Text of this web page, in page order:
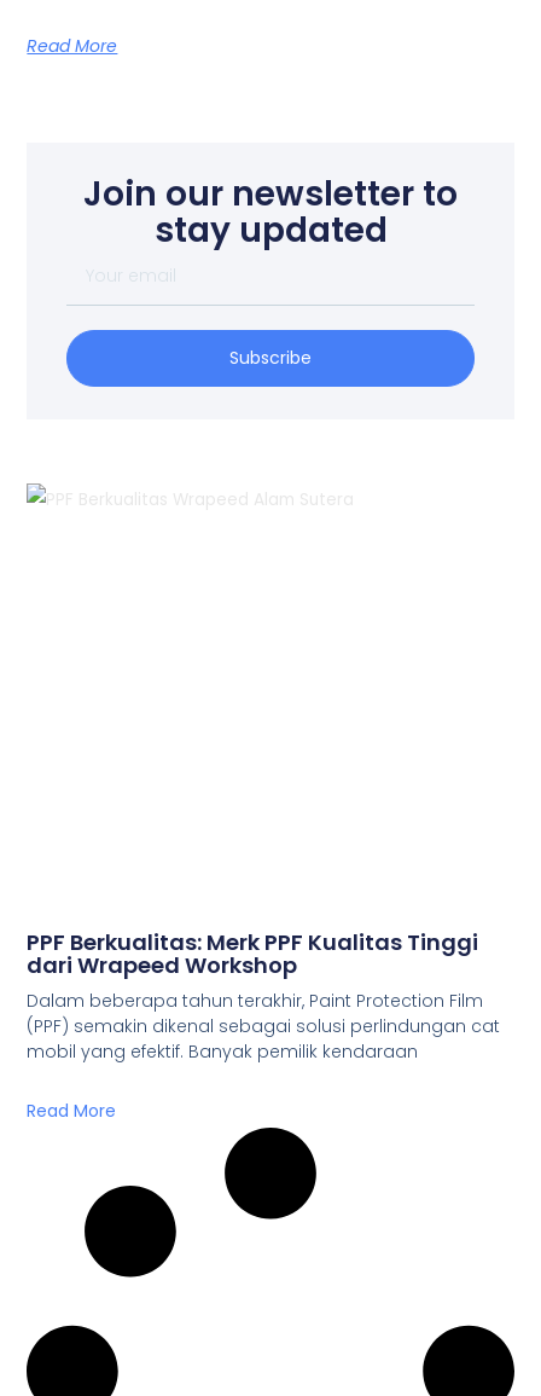
Read More
Join our newsletter to
stay updated
email
Subscribe
PPF Berkualitas: Merk PPF Kualitas Tinggi
dari Wrapeed Workshop
Dalam beberapa tahun terakhir, Paint Protection Film
(PPF) semakin dikenal sebagai solusi perlindungan cat
mobil yang efektif. Banyak pemilik kendaraan
Read More